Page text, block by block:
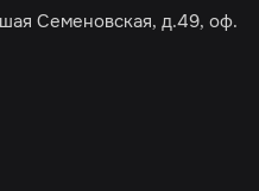
Семеновская, д.49, оф.